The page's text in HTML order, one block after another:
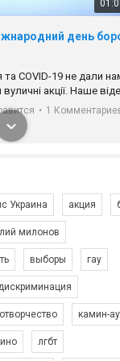
COVІD-19 не дали
акції. Наше
коли ми у різних
ми разом.
цінності рівності
до нас. Регіональні
України.
• 1
промо-ролік на
Украина акция
милонов
выборы гау
камин-
лгбт